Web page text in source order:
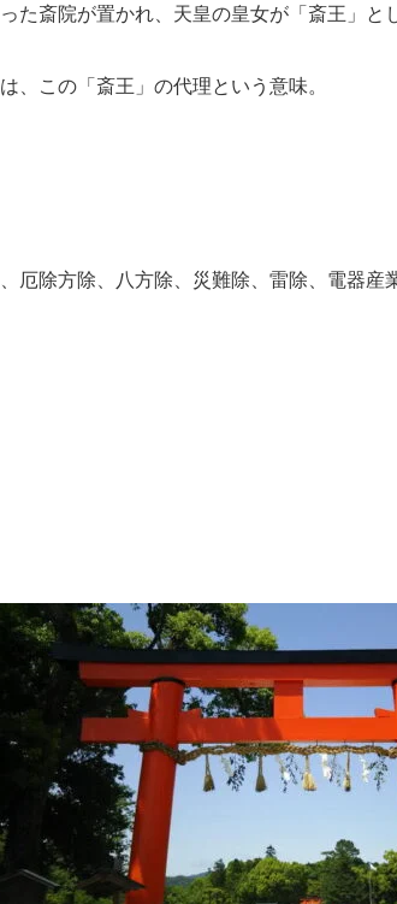
た斎院が置かれ、天皇の皇女が「斎王」と
、この「斎王」の代理という意味。
厄除方除、八方除、災難除、雷除、電器産